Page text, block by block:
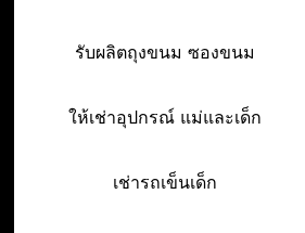
รับผลิตถุงขนม ซองขนม
ให้เช่าอุปกรณ์ แม่และเด็ก
เช่ารถเข็นเด็ก